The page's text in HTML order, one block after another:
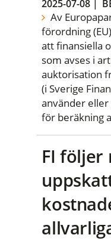
2025-07-08
Av
förordning
att finansiella
som avses i
auktorisation
(i Sverige
använder
för beräkning
FI